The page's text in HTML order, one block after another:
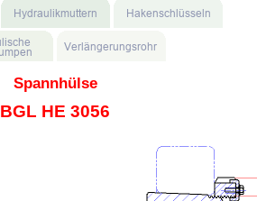
Spannhülse
BGL HE 3056